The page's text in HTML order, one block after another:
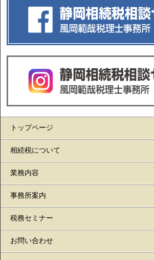
トップページ
相続税について
業務内容
事務所案内
税務セミナー
お問い合わせ